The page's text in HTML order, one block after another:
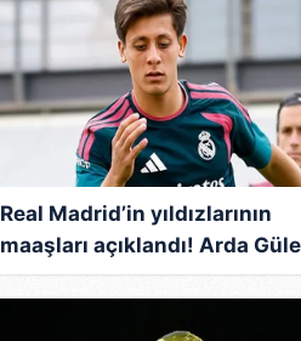
6698 sayılı Kişisel Verilerin
mevzuata uygun olarak
Real Madrid’in yıldızlarının
maaşları açıklandı! Arda
kazancı çok şaşırttı